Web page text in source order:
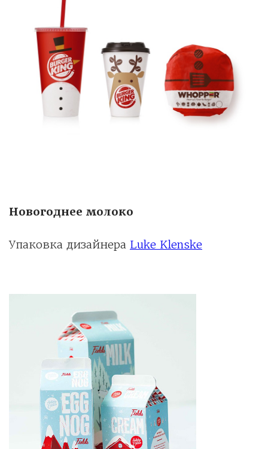
Новогоднее молоко
Упаковка дизайнера Luke Klenske